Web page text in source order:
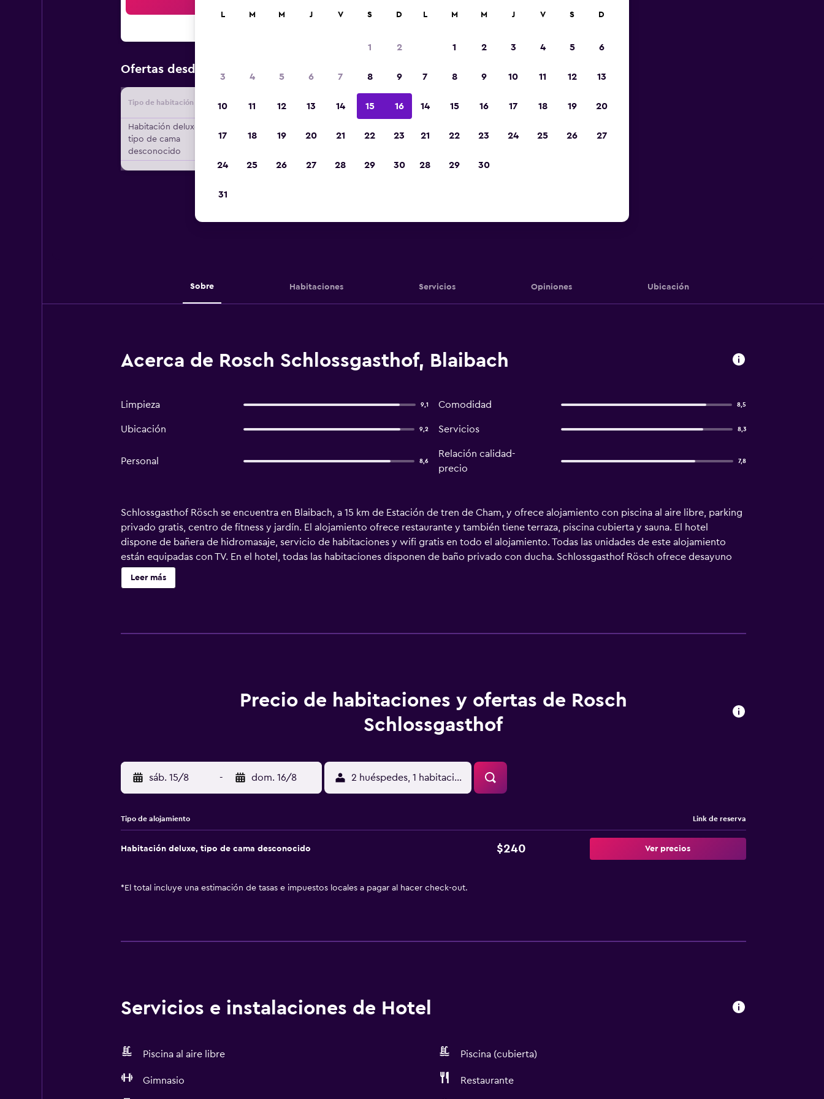
Ofertas desde
Tipo de habitación Proveedor Total noche
Habitación deluxe,
tipo de cama
desconocido
$240 Ver oferta
Sobre Habitaciones Servicios Opiniones Ubicación
Acerca de Rosch Schlossgasthof, Blaibach
Limpieza 9,1 Comodidad 8,5
Ubicación 9,2 Servicios 8,3
Personal 8,6
Relación calidad-
precio
7,8
Schlossgasthof Rösch se encuentra en Blaibach, a 15 km de Estación de tren de Cham, y ofrece alojamiento con piscina al aire libre, parking
privado gratis, centro de fitness y jardín. El alojamiento ofrece restaurante y también tiene terraza, piscina cubierta y sauna. El hotel
dispone de bañera de hidromasaje, servicio de habitaciones y wifi gratis en todo el alojamiento. Todas las unidades de este alojamiento
están equipadas con TV. En el hotel, todas las habitaciones disponen de baño privado con ducha. Schlossgasthof Rösch ofrece desayuno
buffet o continental. En el alojamiento, la clientela puede disfrutar de baño turco. La clientela puede practicar actividades en Blaibach y
alrededores, como esquí y ciclismo. Drachenhöhle Museum está a 28 km del alojamiento. El aeropuerto (Aeropuerto de Múnich) está a 144
Leer más
Precio de habitaciones y ofertas de Rosch
Schlossgasthof
sáb. 15/8 - dom. 16/8 2 huéspedes, 1 habitación
Tipo de alojamiento Link de reserva
Habitación deluxe, tipo de cama desconocido $240 Ver precios
* El total incluye una estimación de tasas e impuestos locales a pagar al hacer check-out.
Servicios e instalaciones de Hotel
Piscina al aire libre Piscina (cubierta)
Gimnasio Restaurante
L M M J V S D
1 2
3 4 5 6 7 8 9
10 11 12 13 14 15 16
17 18 19 20 21 22 23
24 25 26 27 28 29 30
31
L M M J V S D
1 2 3 4 5 6
7 8 9 10 11 12 13
14 15 16 17 18 19 20
21 22 23 24 25 26 27
28 29 30